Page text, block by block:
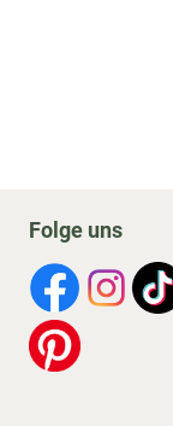
Folge uns